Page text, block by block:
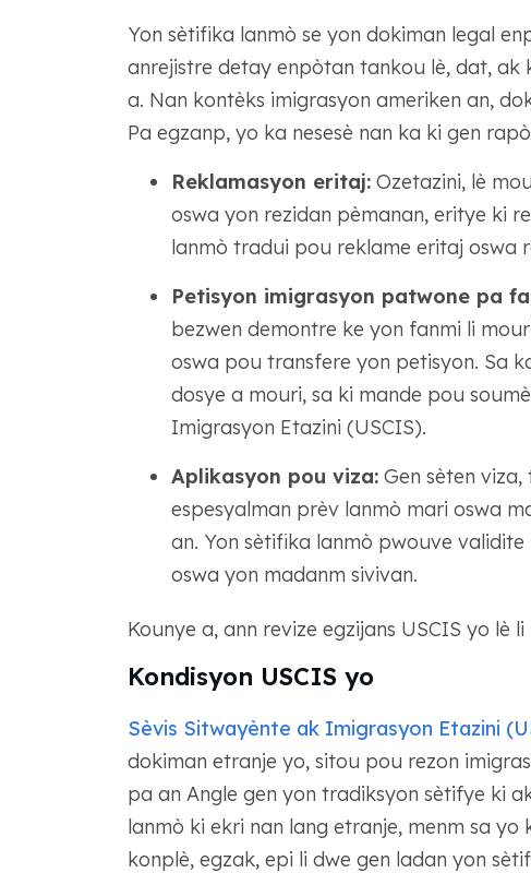
Yon sètifika lanmò se yon dokiman legal
anrejistre detay enpòtan tankou lè, dat,
a. Nan kontèks imigrasyon ameriken an,
Pa egzanp, yo ka nesesè nan ka ki gen
Reklamasyon eritaj:Ozetazini, lè
oswa yon rezidan pèmanan, eritye ki
lanmò tradui pou reklame eritaj oswa
Petisyon imigrasyon patwone pa
bezwen demontre ke yon fanmi li
oswa pou transfere yon petisyon. Sa
dosye a mouri, sa ki mande pou
Imigrasyon Etazini (USCIS).
Aplikasyon pou viza:Gen sèten viza,
espesyalman prèv lanmò mari oswa
an. Yon sètifika lanmò pwouve
oswa yon madanm sivivan.
Kounye a, ann revize egzijans USCIS yo lè
Kondisyon USCIS yo
Sèvis Sitwayènte ak Imigrasyon Etazini
dokiman etranje yo, sitou pou rezon
pa an Angle gen yon tradiksyon sètifye ki
lanmò ki ekri nan lang etranje, menm sa
konplè, egzak, epi li dwe gen ladan yon